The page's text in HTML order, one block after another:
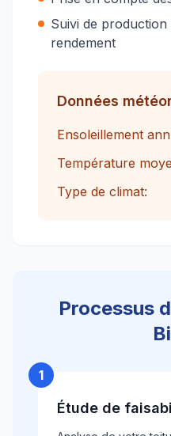
Suivi de
rendement
Données
Ensoleillement
Température
Type de climat:
Processus
1
Étude de